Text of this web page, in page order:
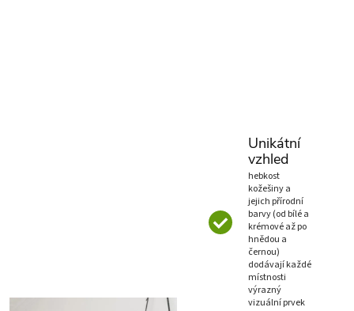
Unikátní
vzhled
hebkost
kožešiny a
jejich přírodní
barvy (od bílé a
krémové až po
hnědou a
černou)
dodávají každé
místnosti
výrazný
vizuální prvek